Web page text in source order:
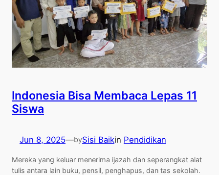
Indonesia Bisa Membaca Lepas 11
Siswa
Jun 8, 2025—bySisi Baikin Pendidikan
Mereka yang keluar menerima ijazah dan seperangkat alat
tulis antara lain buku, pensil, penghapus, dan tas sekolah.